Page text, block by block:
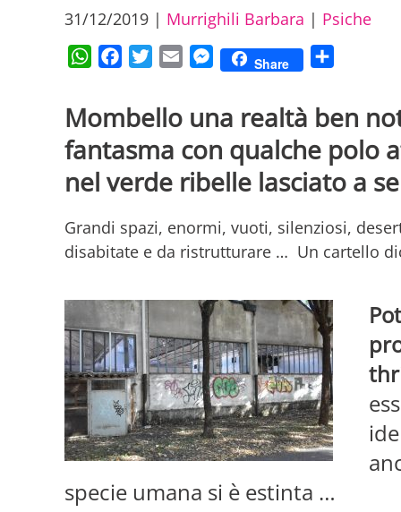
31/12/2019 | Murrighili Barbara | Psiche
WhatsAppFacebookTwitterEmail Messenger
Share
Mombello una realtà ben
fantasma con qualche polo
nel verde ribelle lasciato a
Grandi spazi, enormi, vuoti, silenziosi,
disabitate e da ristrutturare … Un cartello
specie umana si è estinta …